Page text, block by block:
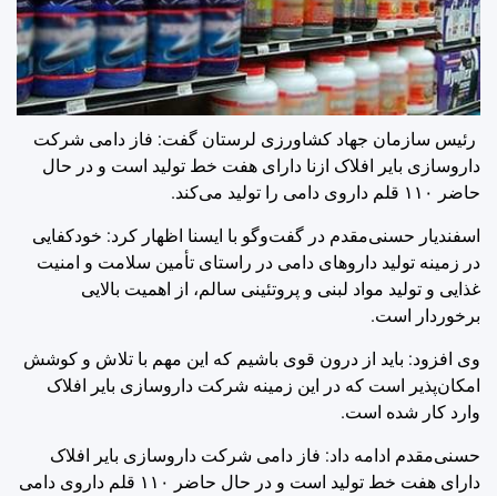
رئیس سازمان جهاد کشاورزی لرستان گفت: فاز دامی شرکت
داروسازی بایر افلاک ازنا دارای هفت خط تولید است و در حال
حاضر ۱۱۰ قلم داروی دامی را تولید می‌کند.
اسفندیار حسنی‌مقدم در گفت‌وگو با ایسنا اظهار کرد: خودکفایی
در زمینه تولید داروهای دامی در راستای تأمین سلامت و امنیت
غذایی و تولید مواد لبنی و پروتئینی سالم، از اهمیت بالایی
برخوردار است.
وی افزود: باید از درون قوی باشیم که این مهم با تلاش و کوشش
امکان‌پذیر است که در این زمینه شرکت داروسازی بایر افلاک
وارد کار شده است.
حسنی‌مقدم ادامه داد: فاز دامی شرکت داروسازی بایر افلاک
دارای هفت خط تولید است و در حال حاضر ۱۱۰ قلم داروی دامی